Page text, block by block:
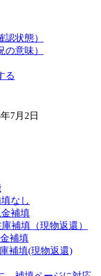
状態）
意味）
る
7月2日
なし
補填
補填（現物返還）
補填
補填(現物返還)